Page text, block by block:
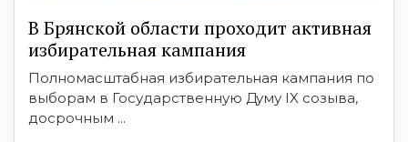
В Брянской области проходит активная
избирательная кампания
Полномасштабная избирательная кампания по
выборам в Государственную Думу IX созыва,
досрочным ...